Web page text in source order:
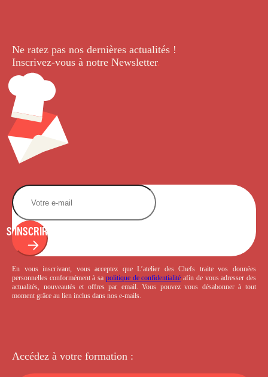
Ne ratez pas nos dernières actualités !
Inscrivez-vous à notre Newsletter.
S'INSCRIRE
En vous inscrivant, vous acceptez que L’atelier des Chefs traite vos données
personnelles conformément à sa politique de confidentialité afin de vous adresser des
actualités, nouveautés et offres par email. Vous pouvez vous désabonner à tout
moment grâce au lien inclus dans nos e-mails.
Accédez à votre formation :